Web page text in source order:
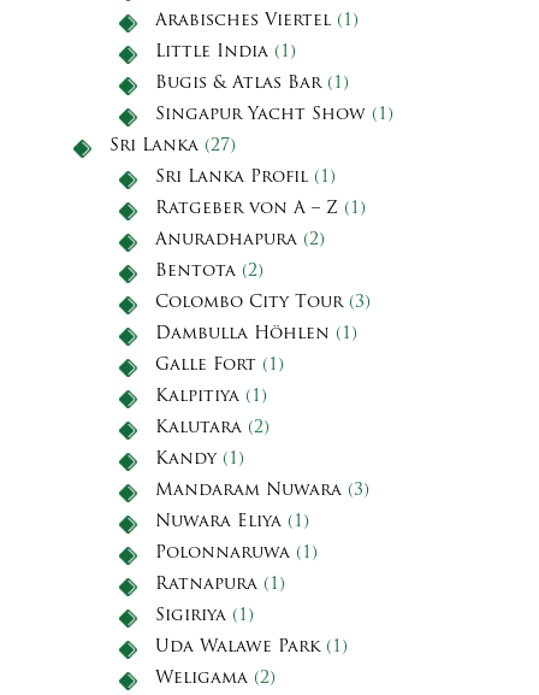
Arabisches Viertel (1)
Little India (1)
Bugis & Atlas Bar(1)
Singapur Yacht Show (1)
Sri Lanka (27)
Sri Lanka Profil (1)
Ratgeber von A – Z (1)
Anuradhapura (2)
Bentota (2)
Colombo City Tour(3)
Dambulla Höhlen (1)
Galle Fort (1)
Kalpitiya (1)
Kalutara (2)
Kandy(1)
Mandaram Nuwara (3)
Nuwara Eliya (1)
Polonnaruwa (1)
Ratnapura (1)
Sigiriya (1)
Uda Walawe Park(1)
Weligama (2)